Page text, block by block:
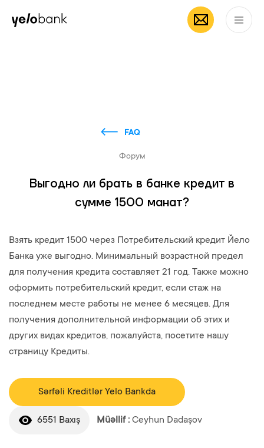
Частным лицам
FAQ
Форум
Выгодно ли брать в банке кредит в
сумме 1500 манат?
Взять кредит 1500 через Потребительский кредит Йело
Банка уже выгодно. Минимальный возрастной предел
для получения кредита составляет 21 год. Также можно
оформить потребительский кредит, если стаж на
последнем месте работы не менее 6 месяцев. Для
получения дополнительной информации об этих и
других видах кредитов, пожалуйста, посетите нашу
страницу Кредиты.
Sərfəli Kreditlər Yelo Bankda
6551 Baxış Müəllif : Ceyhun Dadaşov